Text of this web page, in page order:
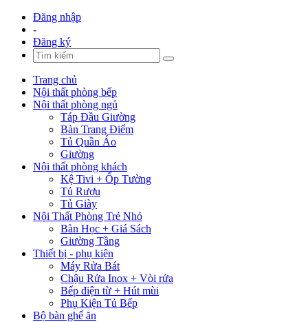
Đăng nhập
-
Đăng ký
Trang chủ
Nội thất phòng bếp
Nội thất phòng ngủ
Táp Đầu Giường
Bàn Trang Điểm
Tủ Quần Áo
Giường
Nội thất phòng khách
Kệ Tivi + Ốp Tường
Tủ Rượu
Tủ Giày
Nội Thất Phòng Trẻ Nhỏ
Bàn Học + Giá Sách
Giường Tầng
Thiết bị - phụ kiện
Máy Rửa Bát
Chậu Rửa Inox + Vòi rửa
Bếp điện từ + Hút mùi
Phụ Kiện Tủ Bếp
Bộ bàn ghế ăn